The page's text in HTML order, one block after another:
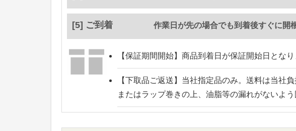
[5] ご到着 作業日が先の場合でも到着後すぐに開
【保証期間開始】 商品到着日が保証開始日となり
【下取品ご返送】 当社指定品のみ。送料は当社
またはラップ巻きの上、油脂等の漏れがないよう